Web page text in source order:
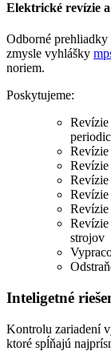
Elektrické revízie
Odborné
zmysle vyhlášky
noriem.
Poskytujeme:
Revízie
Revízie
strojov
Inteligetné
Kontrolu zariadení
ktoré spĺňajú